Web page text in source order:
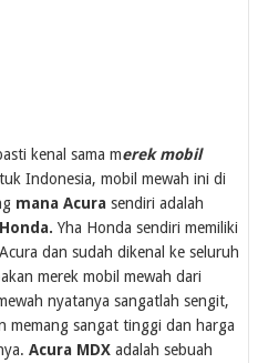
kenal sama merek mobil
Indonesia, mobil mewah ini di
mana Acura sendiri adalah
Yha Honda sendiri memiliki
dan sudah dikenal ke seluruh
merek mobil mewah dari
nyatanya sangatlah sengit,
memang sangat tinggi dan harga
Acura MDX adalah sebuah